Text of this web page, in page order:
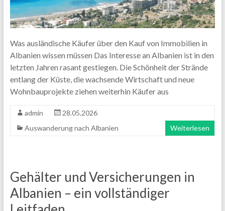
Was ausländische Käufer über den Kauf von Immobilien in
Albanien wissen müssen Das Interesse an Albanien ist in den
letzten Jahren rasant gestiegen. Die Schönheit der Strände
entlang der Küste, die wachsende Wirtschaft und neue
Wohnbauprojekte ziehen weiterhin Käufer aus
admin
28.05.2026
Auswanderung nach Albanien
Weiterlesen
Gehälter und Versicherungen in
Albanien – ein vollständiger